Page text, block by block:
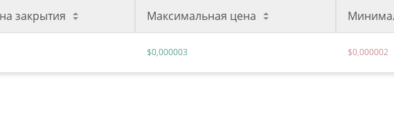
закрытия Максимальная цена
$0,000003 $0,000002